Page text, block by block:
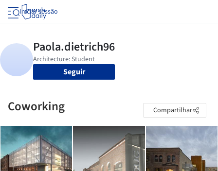
Iniciar sessão
Seguir
Coworking Compartilhar